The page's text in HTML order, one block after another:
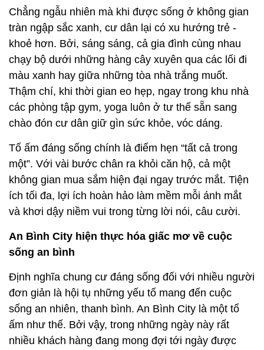
Chẳng ngẫu nhiên mà khi được sống ở không gian
tràn ngập sắc xanh, cư dân lại có xu hướng trẻ -
khoẻ hơn. Bởi, sáng sáng, cả gia đình cùng nhau
chạy bộ dưới những hàng cây xuyên qua các lối đi
màu xanh hay giữa những tòa nhà trắng muốt.
Thậm chí, khi thời gian eo hẹp, ngay trong khu nhà
các phòng tập gym, yoga luôn ở tư thế sẵn sang
chào đón cư dân giữ gìn sức khỏe, vóc dáng.
Tổ ấm đáng sống chính là điểm hẹn “tất cả trong
một”. Với vài bước chân ra khỏi căn hộ, cả một
không gian mua sắm hiện đại ngay trước mắt. Tiện
ích tối đa, lợi ích hoàn hảo làm mềm mỗi ánh mắt
và khơi dậy niềm vui trong từng lời nói, câu cười.
An Bình City hiện thực hóa giấc mơ về cuộc
sống an bình
Định nghĩa chung cư đáng sống đối với nhiều người
đơn giản là hội tụ những yếu tố mang đến cuộc
sống an nhiên, thanh bình. An Bình City là một tổ
ấm như thế. Bởi vậy, trong những ngày này rất
nhiều khách hàng đang mong đợi tới ngày được